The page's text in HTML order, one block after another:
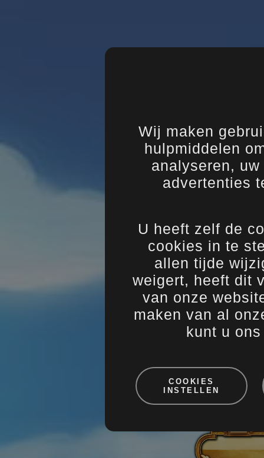
Wij maken
hulpmiddelen
analyseren,
advertenties
U heeft zelf de
cookies in te
allen tijde
weigert, heeft dit
van onze
maken van al
kunt u
COOKIES
INSTELLEN
Ik
Ik